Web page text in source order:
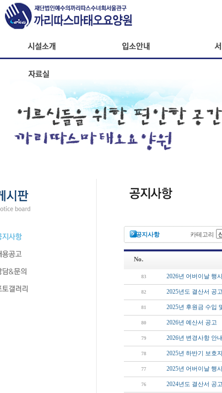
공지사항 카테고리
No.
83 2026년 어버이날 행
82 2025년도 결산서 공
81 2025년 후원금 수입
80 2026년 예산서 공고
79 2026년 변경사항 안
78 2025년 하반기 보호
77 2025년 어버이날 행
76 2024년도 결산서 공